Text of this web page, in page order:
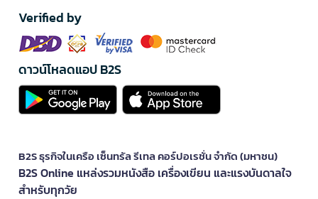
Verified by
ดาวน์โหลดแอป B2S
B2S ธุรกิจในเครือ เซ็นทรัล รีเทล คอร์ปอเรชั่น จำกัด (มหาชน)
B2S Online แหล่งรวมหนังสือ เครื่องเขียน และแรงบันดาลใจ
สำหรับทุกวัย